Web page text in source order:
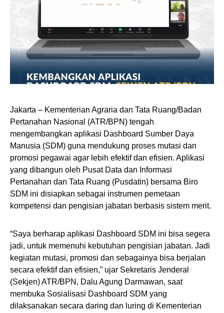
Jakarta – Kementerian Agraria dan Tata Ruang/Badan
Pertanahan Nasional (ATR/BPN) tengah
mengembangkan aplikasi Dashboard Sumber Daya
Manusia (SDM) guna mendukung proses mutasi dan
promosi pegawai agar lebih efektif dan efisien. Aplikasi
yang dibangun oleh Pusat Data dan Informasi
Pertanahan dan Tata Ruang (Pusdatin) bersama Biro
SDM ini disiapkan sebagai instrumen pemetaan
kompetensi dan pengisian jabatan berbasis sistem merit.
“Saya berharap aplikasi Dashboard SDM ini bisa segera
jadi, untuk memenuhi kebutuhan pengisian jabatan. Jadi
kegiatan mutasi, promosi dan sebagainya bisa berjalan
secara efektif dan efisien,” ujar Sekretaris Jenderal
(Sekjen) ATR/BPN, Dalu Agung Darmawan, saat
membuka Sosialisasi Dashboard SDM yang
dilaksanakan secara daring dan luring di Kementerian